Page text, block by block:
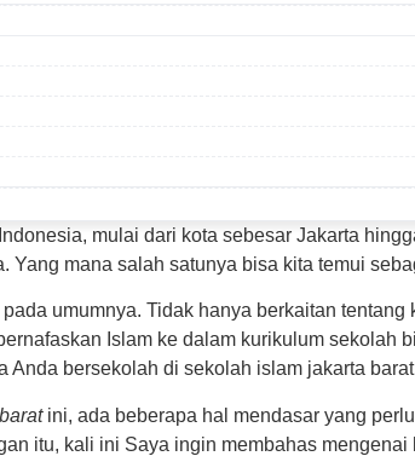
mulai dari kota sebesar Jakarta
mana salah satunya bisa kita temui
umumnya. Tidak hanya berkaitan
Islam ke dalam kurikulum sekolah
bersekolah di sekolah islam jakarta
ini, ada beberapa hal mendasar yang
itu, kali ini Saya ingin membahas